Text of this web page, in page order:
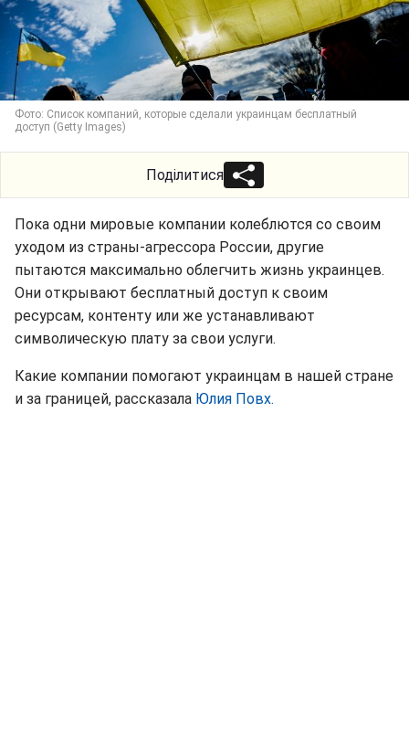
Фото: Список компаний, которые сделали украинцам бесплатный
доступ (Getty Images)
Поділитися
Пока одни мировые компании колеблются со своим
уходом из страны-агрессора России, другие
пытаются максимально облегчить жизнь украинцев.
Они открывают бесплатный доступ к своим
ресурсам, контенту или же устанавливают
символическую плату за свои услуги.
Какие компании помогают украинцам в нашей стране
и за границей, рассказала Юлия Повх.